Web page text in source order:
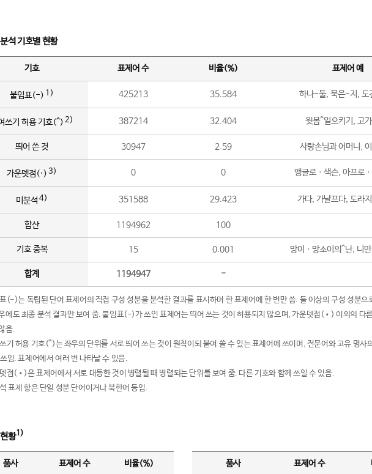
석 기호별 현황
기호 표제어 수 비율(%) 표제어 예
붙임표(-) 1) 425213 35.584 하나-둘, 묵은-지, 도
쓰기 허용 기호(^) 2) 387214 32.404 윗몸^일으키기, 고
띄어 쓴 것 30947 2.59 사랑손님과 어머니,
가운뎃점(·) 3) 0 0 앵글로ㆍ색슨, 아프로
미분석 4) 351588 29.423 가다, 가냘프다, 도라
합산 1194962 100
기호 중복 15 0.001 망이ㆍ망소이의^난, 니
합계 1194947 -
(-)는 독립된 단어 표제어의 직접 구성 성분을 분석한 결과를 표시하며 한 표제어에 한 번만 씀. 둘 이상의 구성 성분으
에도 최종 분석 결과만 보여 줌. 붙임표(-)가 쓰인 표제어는 띄어 쓰는 것이 허용되지 않으며, 가운뎃점(•) 이외의 다
음.
기 허용 기호(^)는 좌우의 단위를 서로 띄어 쓰는 것이 원칙이되 붙여 쓸 수 있는 표제어에 쓰이며, 전문어와 고유 명사
임. 표제어에서 여러 번 나타날 수 있음.
점(•)은 표제어에서 서로 대등한 것이 병렬될 때 병렬되는 단위를 보여 줌. 다른 기호와 함께 쓰일 수 있음.
표제 항은 단일 성분 단어이거나 북한어 등임.
황1)
품사 표제어 수 비율(%) 품사 표제어 수